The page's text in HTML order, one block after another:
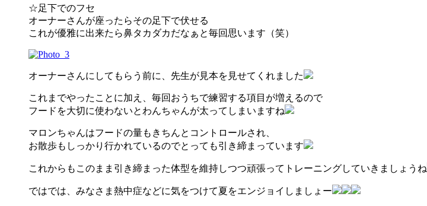
☆足下でのフセ
オーナーさんが座ったらその足下で伏せる
これが優雅に出来たら鼻タカダカだなぁと毎回思います（笑）
オーナーさんにしてもらう前に、先生が見本を見せてくれました
これまでやったことに加え、毎回おうちで練習する項目が増えるので
フードを大切に使わないとわんちゃんが太ってしまいますね
マロンちゃんはフードの量もきちんとコントロールされ、
お散歩もしっかり行かれているのでとっても引き締まっています
これからもこのまま引き締まった体型を維持しつつ頑張ってトレーニングしていきましょうね
ではでは、みなさま熱中症などに気をつけて夏をエンジョイしましょー